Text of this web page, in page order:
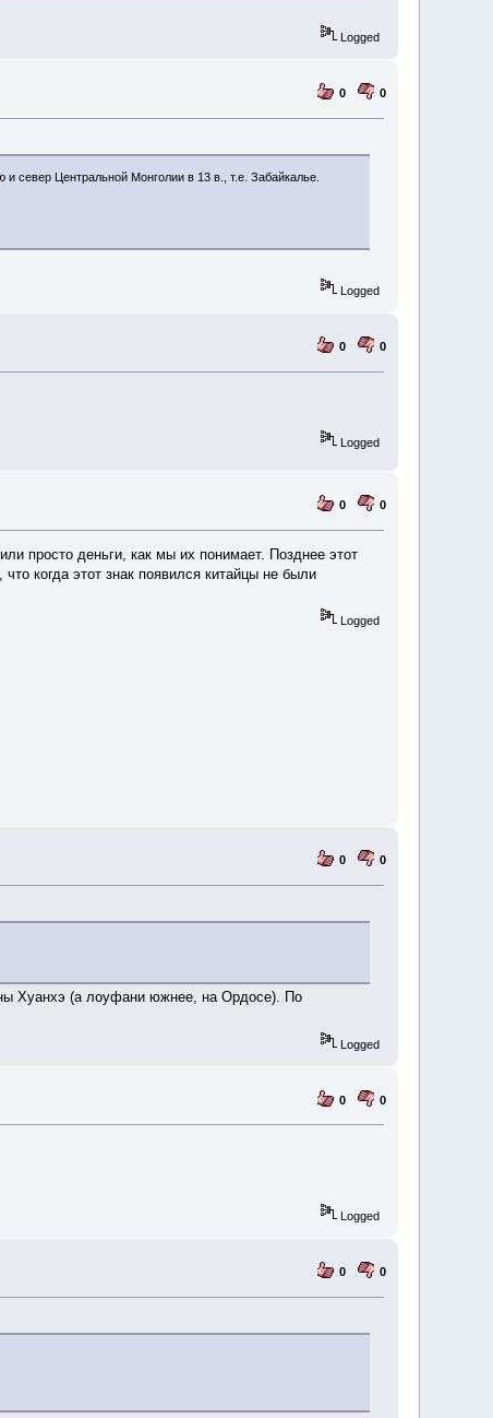
Logged
0 0
Центральной Монголии в 13 в., т.е. Забайкалье.
Logged
0 0
Logged
0 0
просто деньги, как мы их понимает. Позднее этот
когда этот знак появился китайцы не были
Logged
0 0
Хуанхэ (а лоуфани южнее, на Ордосе). По
Logged
0 0
Logged
0 0